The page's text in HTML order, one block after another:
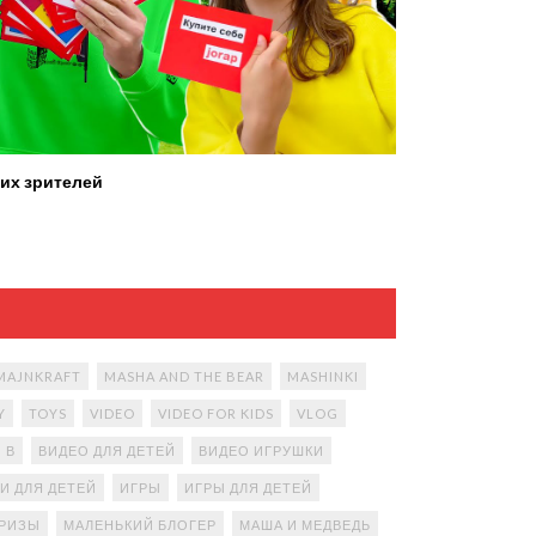
зрителей
MASHA AND THE BEAR MASHINKI
TOYS VIDEO VIDEO FOR KIDS VLOG
В ВИДЕО ДЛЯ ДЕТЕЙ ВИДЕО ИГРУШКИ
ДЛЯ ДЕТЕЙ ИГРЫ ИГРЫ ДЛЯ ДЕТЕЙ
МАЛЕНЬКИЙ БЛОГЕР МАША И МЕДВЕДЬ